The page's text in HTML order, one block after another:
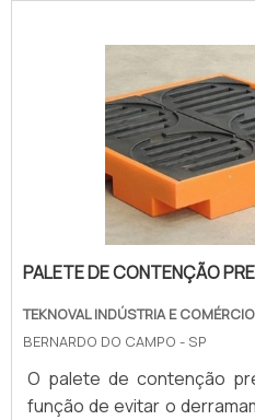
modo a otimizar a
de contar com o
Delimitação prática e
Colabora para o tráfego de
o proteção de
PALETE DE CONTENÇÃO
TEKNOVAL INDÚSTRIA E
BERNARDO DO CAMPO - SP
O palete de contenção
função de evitar o